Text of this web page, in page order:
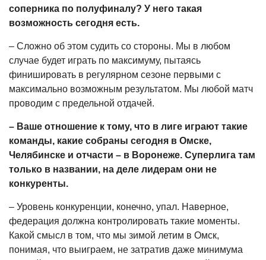
соперника по полуфиналу? У него такая
возможность сегодня есть.
– Сложно об этом судить со стороны. Мы в любом
случае будет играть по максимуму, пытаясь
финишировать в регулярном сезоне первыми с
максимально возможным результатом. Мы любой матч
проводим с предельной отдачей.
– Ваше отношение к тому, что в лиге играют такие
команды, какие собраны сегодня в Омске,
Челябинске и отчасти – в Воронеже. Суперлига там
только в названии, на деле лидерам они не
конкуренты.
– Уровень конкуренции, конечно, упал. Наверное,
федерация должна контролировать такие моменты.
Какой смысл в том, что мы зимой летим в Омск,
понимая, что выиграем, не затратив даже минимума